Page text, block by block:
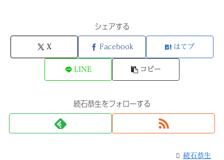
シェアする
X Facebook はてブ
LINE コピー
続石恭生をフォローする
続石恭生